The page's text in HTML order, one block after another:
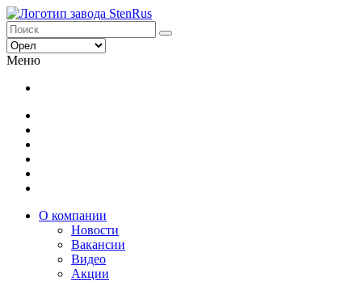
Меню
О компании
Новости
Вакансии
Видео
Акции